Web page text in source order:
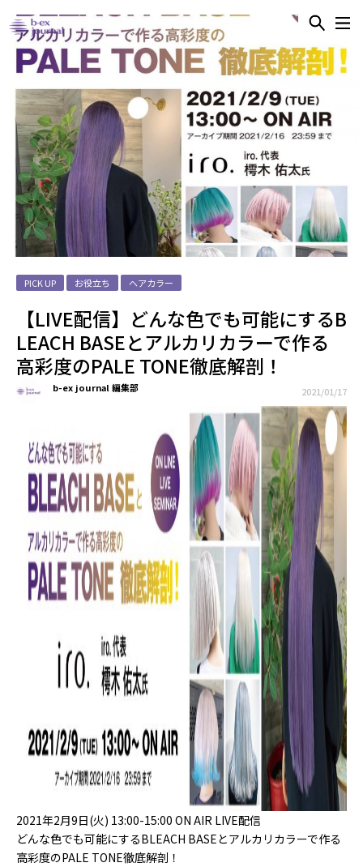
PICK UP お役立ち ヘアカラー
【LIVE配信】どんな色でも可能にするB
LEACH BASEとアルカリカラーで作る
高彩度のPALE TONE徹底解剖！
b-ex journal 編集部 2021/01/17
2021年2月9日(火) 13:00-15:00 ON AIR LIVE配信
どんな色でも可能にするBLEACH BASEとアルカリカラーで作る
高彩度のPALE TONE徹底解剖！